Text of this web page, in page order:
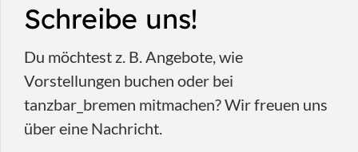
Schreibe uns!
Du möchtest z. B. Angebote, wie
Vorstellungen buchen oder bei
tanzbar_bremen mitmachen? Wir freuen uns
über eine Nachricht.